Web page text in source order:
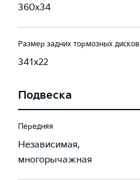
360x34
Размер задних тормозных дисков
341x22
Подвеска
Передняя
Независимая,
многорычажная